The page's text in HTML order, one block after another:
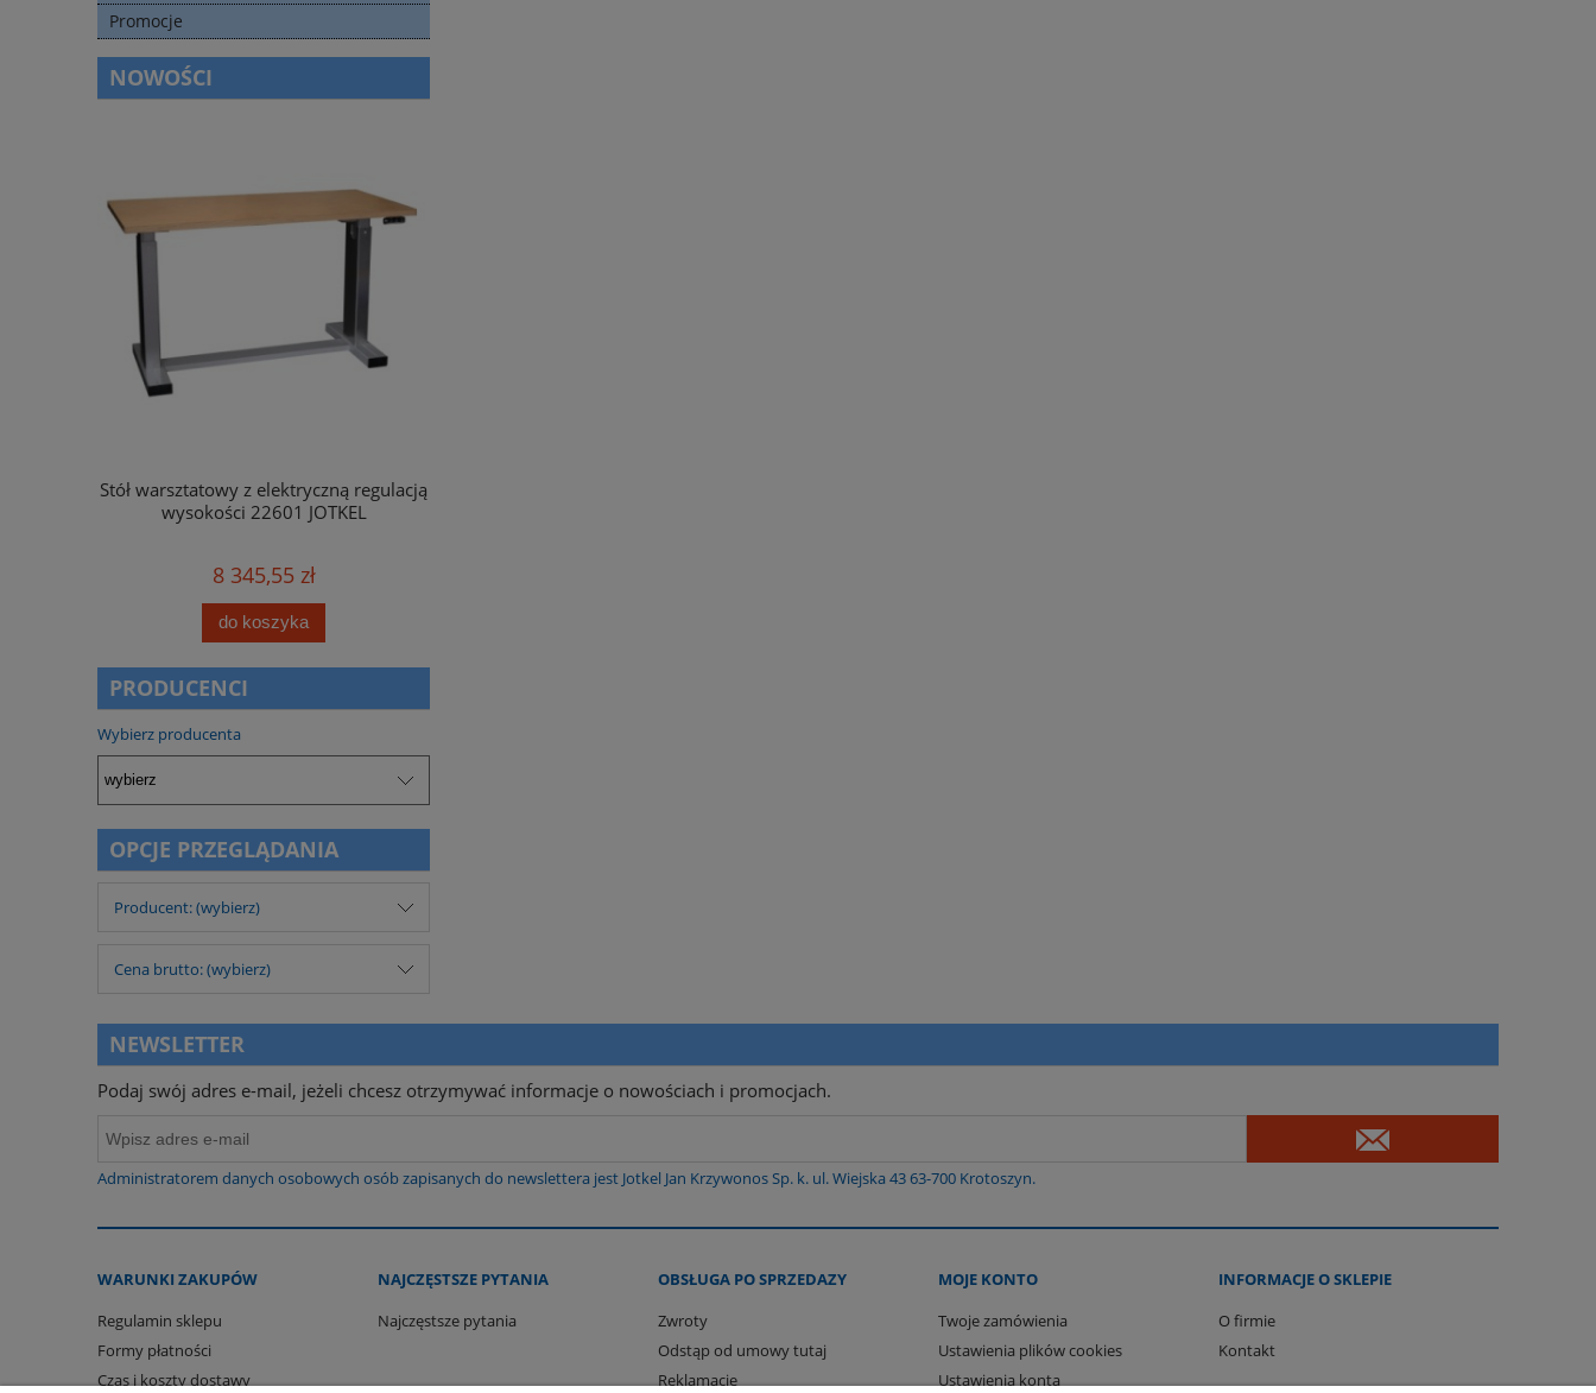
Promocje
NOWOŚCI
Stół warsztatowy z elektryczną regulacją
wysokości 22601 JOTKEL
8 345,55 zł
do koszyka
PRODUCENCI
Wybierz producenta
OPCJE PRZEGLĄDANIA
Producent: (wybierz)
Cena brutto: (wybierz)
NEWSLETTER
Podaj swój adres e-mail, jeżeli chcesz otrzymywać informacje o nowościach i promocjach.
Administratorem danych osobowych osób zapisanych do newslettera jest Jotkel Jan Krzywonos Sp. k. ul. Wiejska 43 63-700 Krotoszyn.
WARUNKI ZAKUPÓW
Regulamin sklepu
Formy płatności
Czas i koszty dostawy
NAJCZĘSTSZE PYTANIA
Najczęstsze pytania
OBSŁUGA PO SPRZEDAZY
Zwroty
Odstąp od umowy tutaj
Reklamacje
MOJE KONTO
Twoje zamówienia
Ustawienia plików cookies
Ustawienia konta
INFORMACJE O SKLEPIE
O firmie
Kontakt